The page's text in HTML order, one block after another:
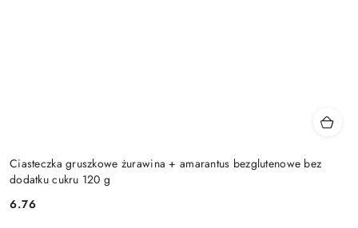
Ciasteczka gruszkowe żurawina + amarantus bezglutenowe bez
dodatku cukru 120 g
Cena:
6.76